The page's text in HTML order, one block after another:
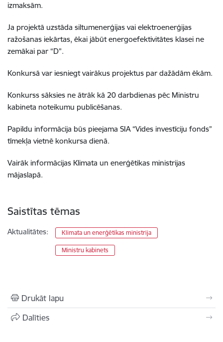
izmaksām.
Ja projektā uzstāda siltumenerģijas vai elektroenerģijas
ražošanas iekārtas, ēkai jābūt energoefektivitātes klasei ne
zemākai par “D”.
Konkursā var iesniegt vairākus projektus par dažādām ēkām.
Konkurss sāksies ne ātrāk kā 20 darbdienas pēc Ministru
kabineta noteikumu publicēšanas.
Papildu informācija būs pieejama SIA “Vides investīciju fonds”
tīmekļa vietnē konkursa dienā.
Vairāk informācijas Klimata un enerģētikas ministrijas
mājaslapā.
Saistītas tēmas
Aktualitātes: Klimata un enerģētikas ministrija
Ministru kabinets
Drukāt lapu
Dalīties